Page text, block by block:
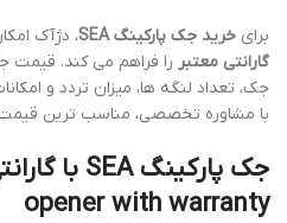
برای خرید جک پارکینگ SEA
، دژآک
گارانتی معتبر
جک، تعداد لنگه ها، میزان تردد و
با مشاوره تخصصی، مناسب ترین قیمت
opener with warranty